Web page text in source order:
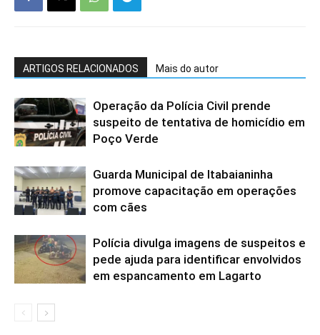
ARTIGOS RELACIONADOS Mais do autor
Operação da Polícia Civil prende
suspeito de tentativa de homicídio em
Poço Verde
Guarda Municipal de Itabaianinha
promove capacitação em operações
com cães
Polícia divulga imagens de suspeitos e
pede ajuda para identificar envolvidos
em espancamento em Lagarto